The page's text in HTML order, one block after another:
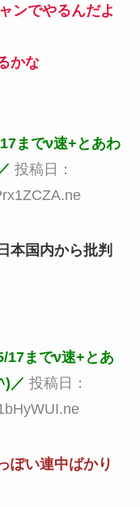
ンでやるんだよ
かな
までν速+とあわ
投稿日：
本国内から批判
17までν速+とあ
／ 投稿日：
ぽい連中ばかり